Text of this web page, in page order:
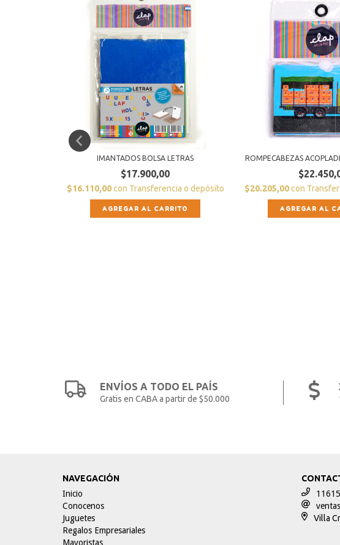
IMANTADOS BOLSA LETRAS
$17.900,00
$16.110,00con Transferencia o depósito
ROMPECABEZAS
$20.205,00con
ENVÍOS A TODO EL PAÍS
Gratis en CABA a partir de $50.000
NAVEGACIÓN
Inicio
Conocenos
Juguetes
Regalos Empresariales
Mayoristas
Villa